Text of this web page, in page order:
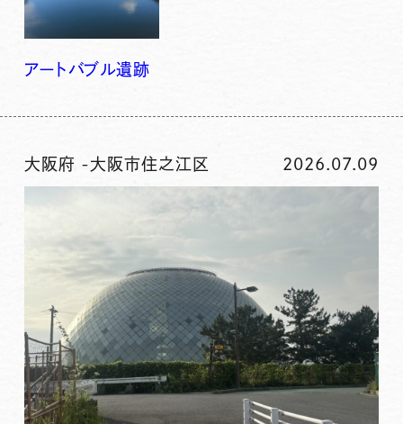
アートバブル遺跡
大阪府 -大阪市住之江区 2026.07.09